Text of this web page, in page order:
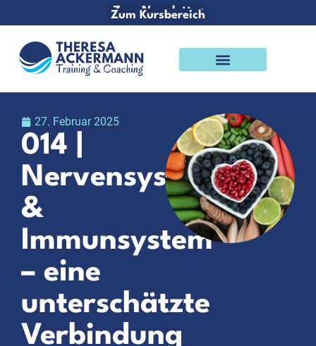
Zum Newsletter
Zum Kursbereich
27. Februar 2025
014 |
Nervensystem
&
Immunsystem
– eine
unterschätzte
Verbindung